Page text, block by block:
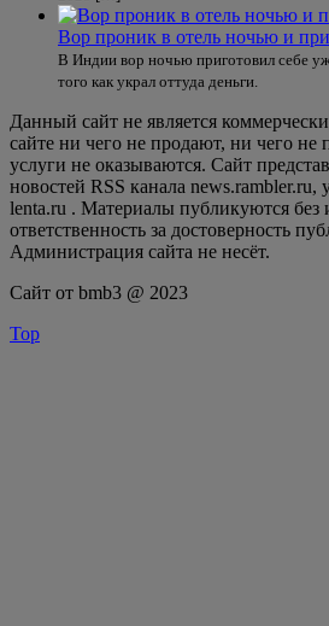
Вор проник в отель ночью и
В Индии вор ночью приготовил себе
того как украл оттуда деньги.
Данный сайт не является
сайте ни чего не продают, ни чего не
услуги не оказываются. Сайт
новостей RSS канала news.rambler.ru,
lenta.ru . Материалы публикуются без
ответственность за достоверность
Администрация сайта не несёт.
Сайт от bmb3 @ 2023
Top